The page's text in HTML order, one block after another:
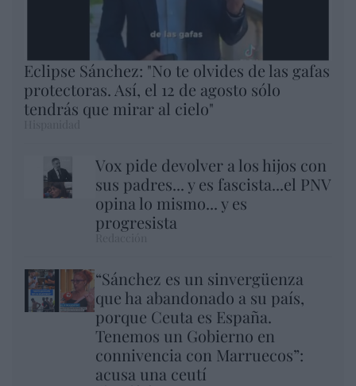
Eclipse Sánchez: "No te olvides de las gafas
protectoras. Así, el 12 de agosto sólo
tendrás que mirar al cielo"
Vox pide devolver a los hijos con
sus padres... y es fascista...el PNV
opina lo mismo... y es
progresista
“Sánchez es un sinvergüenza
que ha abandonado a su país,
porque Ceuta es España.
Tenemos un Gobierno en
connivencia con Marruecos”:
acusa una ceutí